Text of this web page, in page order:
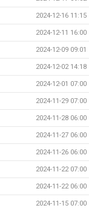
2024-12-16 11:15
2024-12-11 16:00
2024-12-09 09:01
2024-12-02 14:18
2024-12-01 07:00
2024-11-29 07:00
2024-11-28 06:00
2024-11-27 06:00
2024-11-26 06:00
2024-11-22 07:00
2024-11-22 06:00
2024-11-15 07:00